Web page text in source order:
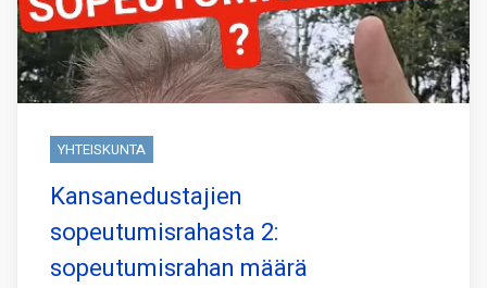
YHTEISKUNTA
Kansanedustajien
sopeutumisrahasta 2:
sopeutumisrahan määrä